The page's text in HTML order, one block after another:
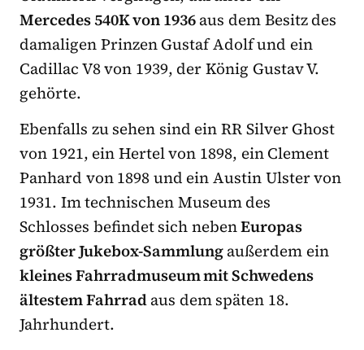
Mercedes 540K von 1936aus dem Besitz des
damaligen Prinzen Gustaf Adolf und ein
Cadillac V8 von 1939, der König Gustav V.
gehörte.
Ebenfalls zu sehen sind ein RR Silver Ghost
von 1921, ein Hertel von 1898, ein Clement
Panhard von 1898 und ein Austin Ulster von
1931. Im technischen Museum des
Schlosses befindet sich nebenEuropas
größter Jukebox-Sammlungaußerdem ein
kleines Fahrradmuseum mit Schwedens
ältestem Fahrradaus dem späten 18.
Jahrhundert.